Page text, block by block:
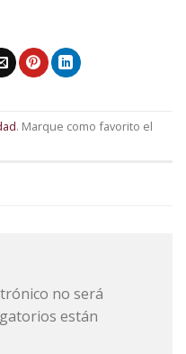
. Marque como favorito el
no será
están